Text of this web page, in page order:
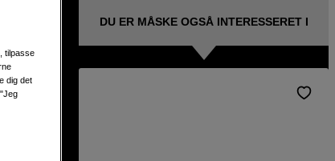
DU ER MÅSKE OGSÅ INTERESSERET I
tilpasse
dig det